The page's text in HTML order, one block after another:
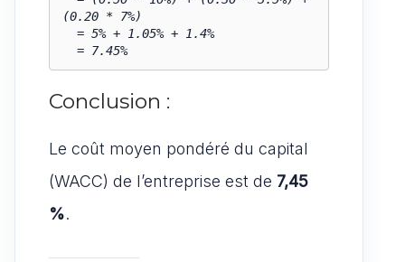
(0.20 * 7%)
  = 7.45%
Conclusion :
Le coût moyen pondéré du capital
(WACC) de l’entreprise est de 7,45
%.